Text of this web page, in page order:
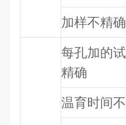
加样不精确
每孔加的
精确
温育时间